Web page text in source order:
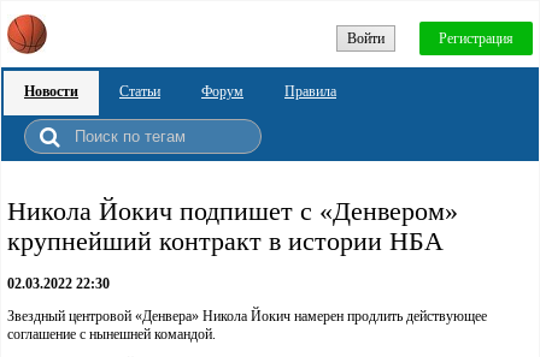
Войти Регистрация
Новости Статьи Форум Правила
Никола Йокич подпишет с «Денвером»
крупнейший контракт в истории НБА
02.03.2022 22:30
Звездный центровой «Денвера» Никола Йокич намерен продлить действующее
соглашение с нынешней командой.